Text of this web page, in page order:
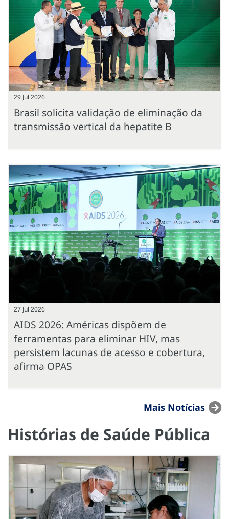
29 Jul 2026
Brasil solicita validação de eliminação da
transmissão vertical da hepatite B
27 Jul 2026
AIDS 2026: Américas dispõem de
ferramentas para eliminar HIV, mas
persistem lacunas de acesso e cobertura,
afirma OPAS
Mais Notícias
Histórias de Saúde Pública